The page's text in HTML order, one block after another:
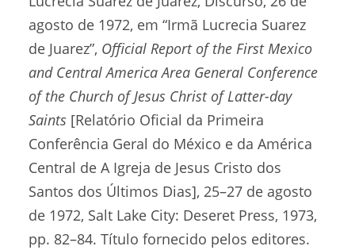
agosto de 1972, em “Irmã Lucrecia Suarez
de Juarez”, Official Report of the First Mexico
and Central America Area General Conference
of the Church of Jesus Christ of Latter-day
Saints [Relatório Oficial da Primeira
Conferência Geral do México e da América
Central de A Igreja de Jesus Cristo dos
Santos dos Últimos Dias], 25–27 de agosto
de 1972, Salt Lake City: Deseret Press, 1973,
pp. 82–84. Título fornecido pelos editores.